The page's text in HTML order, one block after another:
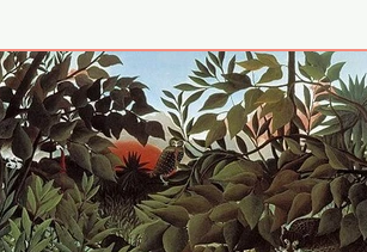
Gesellschaft Ökonomie